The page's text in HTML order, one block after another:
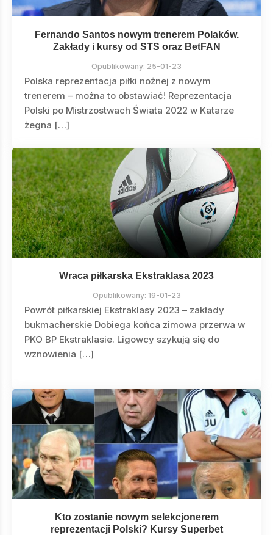
Fernando Santos nowym trenerem Polaków.
Zakłady i kursy od STS oraz BetFAN
Opublikowany: 25-01-23
Polska reprezentacja piłki nożnej z nowym
trenerem – można to obstawiać! Reprezentacja
Polski po Mistrzostwach Świata 2022 w Katarze
żegna […]
Wraca piłkarska Ekstraklasa 2023
Opublikowany: 19-01-23
Powrót piłkarskiej Ekstraklasy 2023 – zakłady
bukmacherskie Dobiega końca zimowa przerwa w
PKO BP Ekstraklasie. Ligowcy szykują się do
wznowienia […]
Kto zostanie nowym selekcjonerem
reprezentacji Polski? Kursy Superbet